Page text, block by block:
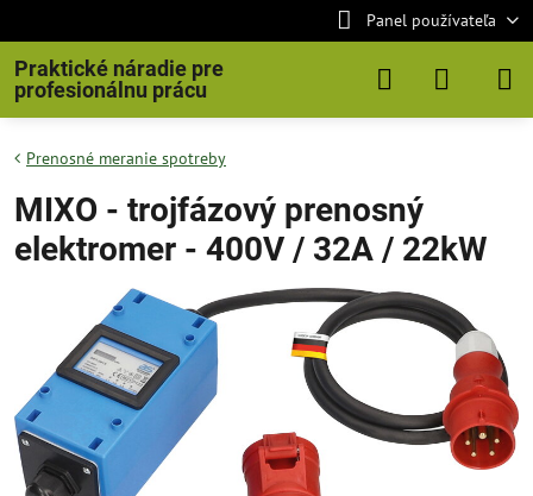
Panel používateľa
Praktické náradie pre
profesionálnu prácu
Prenosné meranie spotreby
MIXO - trojfázový prenosný
elektromer - 400V / 32A / 22kW